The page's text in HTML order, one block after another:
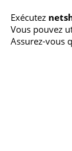
Exécutez
Vous pouvez
Assurez-vous